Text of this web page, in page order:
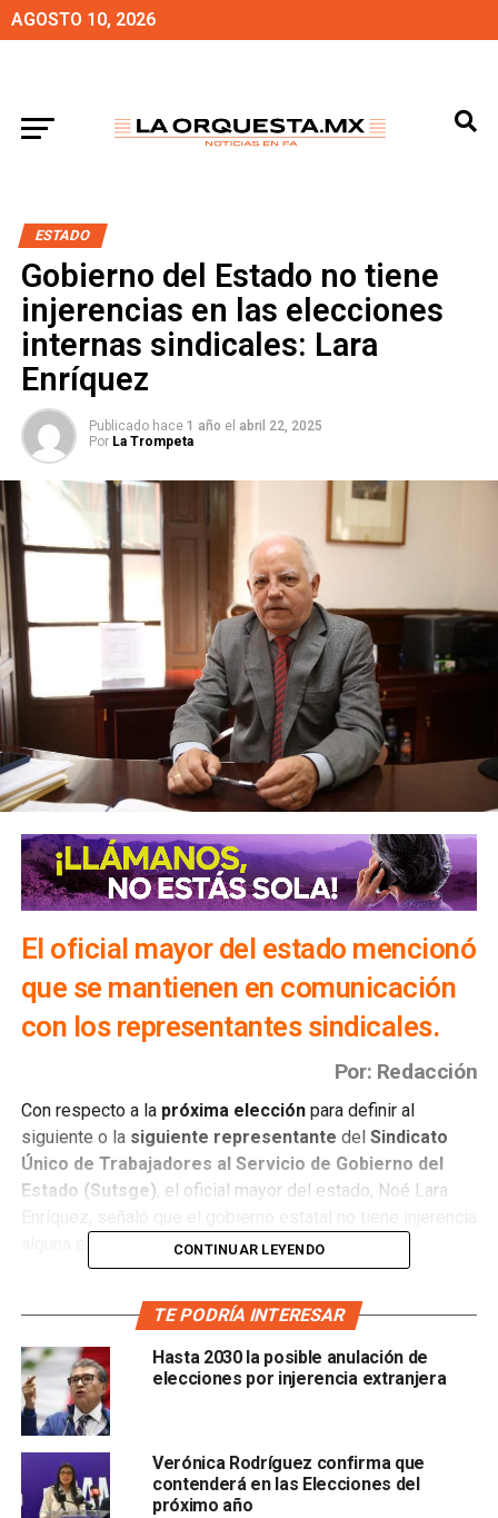
AGOSTO 10, 2026
ESTADO
Gobierno del Estado no tiene
injerencias en las elecciones
internas sindicales: Lara
Enríquez
Publicado hace 1 año el abril 22, 2025
Por La Trompeta
El oficial mayor del estado mencionó
que se mantienen en comunicación
con los representantes sindicales.
Por: Redacción
Con respecto a la próxima elecciónpara definir al
siguiente o la siguiente representante del Sindicato
Único de Trabajadores al Servicio de Gobierno del
Estado (Sutsge), el oficial mayor del estado, Noé Lara
alguna en estos procesos.
comunicación constante con los representantes de cada
sindicato para
atender las solicitudes que realizan
servidoras y servidores públicos.
CONTINUAR LEYENDO
TE PODRÍA INTERESAR
Hasta 2030 la posible anulación de
elecciones por injerencia extranjera
Verónica Rodríguez confirma que
contenderá en las Elecciones del
próximo año